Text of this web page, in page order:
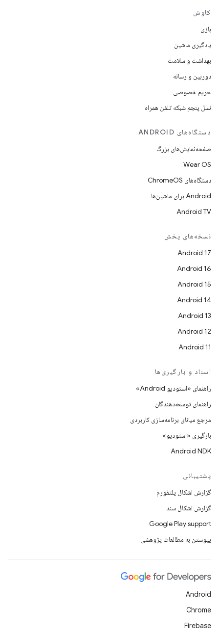
کاوش
بازی
یادگیری ماشین
بهداشت و سلامت
دوربین و رسانه
حریم خصوصی
نسل پنجم شبکه تلفن همراه
دستگاه‌های ANDROID
صفحه‌نمایش‌های بزرگ
Wear OS
دستگاه‌های ChromeOS
Android برای ماشین‌ها
Android TV
نسخه‌های پخش
Android 17
Android 16
Android 15
Android 14
Android 13
Android 12
Android 11
اسناد و بارگیری‌ها
راهنمای «استودیو Android»
راهنمای توسعه‌دهندگان
مرجع میانای برنامه‌سازی کاربردی
بارگیری «استودیو»
Android NDK
پشتیبانی
گزارش اشکال پلتفورم
گزارش اشکال سند
Google Play support
پیوستن به مطالعات پژوهشی
Android
Chrome
Firebase